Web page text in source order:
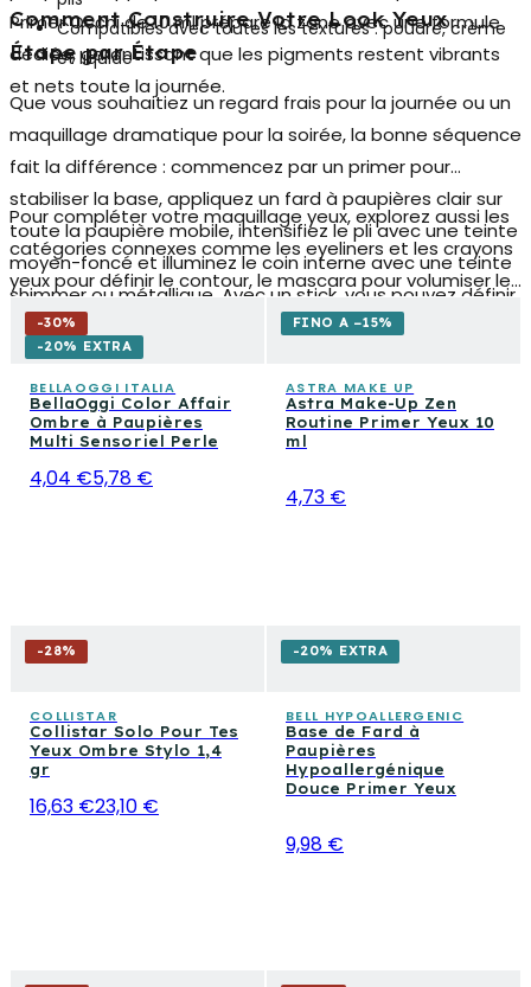
Primer Occhi de 10 ml prépare la zone avec une formule
dédiée, garantissant que les pigments restent vibrants
et nets toute la journée.
Compatibles avec toutes les textures : poudre, crème
et liquide
Comment Construire Votre Look Yeux
Étape par Étape
Que vous souhaitiez un regard frais pour la journée ou un
maquillage dramatique pour la soirée, la bonne séquence
fait la différence : commencez par un primer pour
stabiliser la base, appliquez un fard à paupières clair sur
toute la paupière mobile, intensifiez le pli avec une teinte
moyen-foncé et illuminez le coin interne avec une teinte
shimmer ou métallique. Avec un stick, vous pouvez définir
la ligne des cils ou créer un précis cut crease en quelques
secondes.
Pour compléter votre maquillage yeux, explorez aussi les
catégories connexes comme les eyeliners et les crayons
yeux pour définir le contour, le mascara pour volumiser les
cils et les crayons sourcils pour un cadre parfait. Si vous
construisez un look visage complet, associez les fards à
présents dans notre assortiment maquillage.
-30%
-20% EXTRA
BELLAOGGI ITALIA
BellaOggi Color Affair
Ombre à Paupières
Multi Sensoriel Perle
4,04 €5,78 €
FINO A −15%
ASTRA MAKE UP
Astra Make-Up Zen
Routine Primer Yeux 10
ml
4,73 €
-28%
COLLISTAR
Collistar Solo Pour Tes
Yeux Ombre Stylo 1,4
gr
16,63 €23,10 €
-20% EXTRA
BELL HYPOALLERGENIC
Base de Fard à
Paupières
Hypoallergénique
Douce Primer Yeux
9,98 €